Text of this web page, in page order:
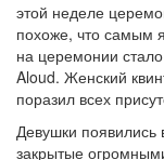
этой неделе
похоже, что самым
на церемонии
Aloud. Женский
поразил всех
Девушки появились
закрытые